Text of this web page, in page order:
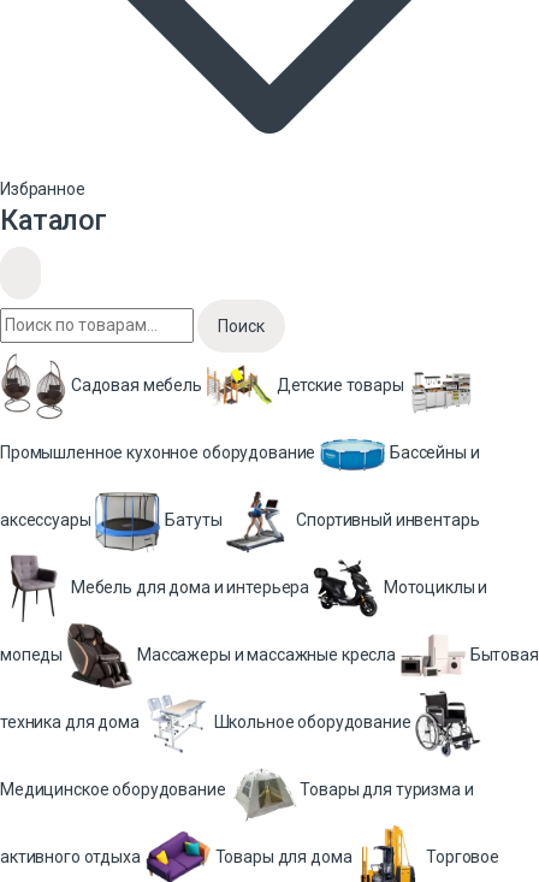
Избранное
Каталог
Поиск
Садовая мебель Детские товары
Промышленное кухонное оборудование Бассейны и
аксессуары Батуты Спортивный инвентарь
Мебель для дома и интерьера Мотоциклы и
мопеды Массажеры и массажные кресла Бытовая
техника для дома Школьное оборудование
Медицинское оборудование Товары для туризма и
активного отдыха Товары для дома Торговое